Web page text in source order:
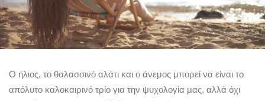
Ο ήλιος, το θαλασσινό αλάτι και ο άνεμος μπορεί να είναι το
απόλυτο καλοκαιρινό τρίο για την ψυχολογία μας, αλλά όχι